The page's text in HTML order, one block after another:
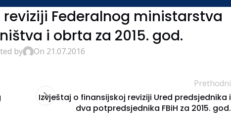
Federalnog ministarstva
i obrta za 2015. god.
by On 21.07.2016
Prethodni
Izvještaj o finansijskoj reviziji Ured predsjednika i
dva potpredsjednika FBiH za 2015. god.